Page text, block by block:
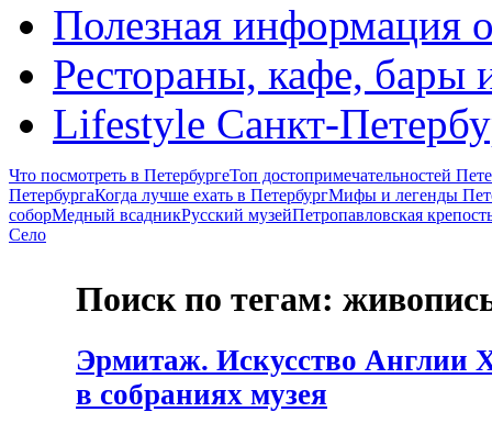
Полезная информация
Рестораны, кафе, бары
Lifestyle Санкт-
Что посмотреть в ПетербургеТоп достопримечательностей
ПетербургаКогда лучше ехать в ПетербургМифы и легенды
соборМедный всадникРусский музейПетропавловская
Село
Поиск по тегам:
Эрмитаж. Искусство Англии
в собраниях музея